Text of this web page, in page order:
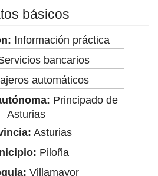
básicos
Información práctica
bancarios
automáticos
Principado de
Asturias
Asturias
Piloña
Villamayor